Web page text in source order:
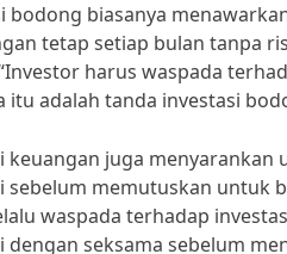
bodong biasanya
tetap setiap bulan tanpa
harus waspada
itu adalah tanda investasi
keuangan juga
sebelum memutuskan untuk
waspada terhadap
dengan seksama sebelum